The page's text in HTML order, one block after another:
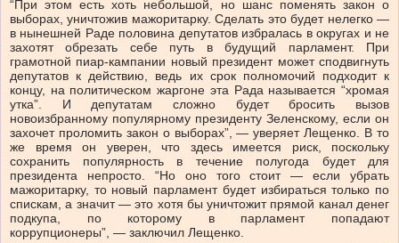
“При этом есть хоть небольшой, но шанс поменять закон о
выборах, уничтожив мажоритарку. Сделать это будет нелегко —
в нынешней Раде половина депутатов избралась в округах и не
захотят обрезать себе путь в будущий парламент. При
грамотной пиар-кампании новый президент может сподвигнуть
депутатов к действию, ведь их срок полномочий подходит к
концу, на политическом жаргоне эта Рада называется “хромая
утка”. И депутатам сложно будет бросить вызов
новоизбранному популярному президенту Зеленскому, если он
захочет проломить закон о выборах”, — уверяет Лещенко. В то
же время он уверен, что здесь имеется риск, поскольку
сохранить популярность в течение полугода будет для
президента непросто. “Но оно того стоит — если убрать
мажоритарку, то новый парламент будет избираться только по
спискам, а значит — это хотя бы уничтожит прямой канал денег
подкупа, по которому в парламент попадают
коррупционеры”, — заключил Лещенко.